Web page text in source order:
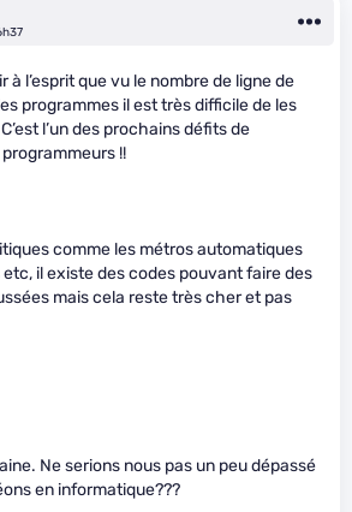
à l’esprit que vu le nombre de ligne de
programmes il est très difficile de les
l’un des prochains défits de
!!
comme les métros automatiques
il existe des codes pouvant faire des
mais cela reste très cher et pas
Ne serions nous pas un peu dépassé
en informatique???